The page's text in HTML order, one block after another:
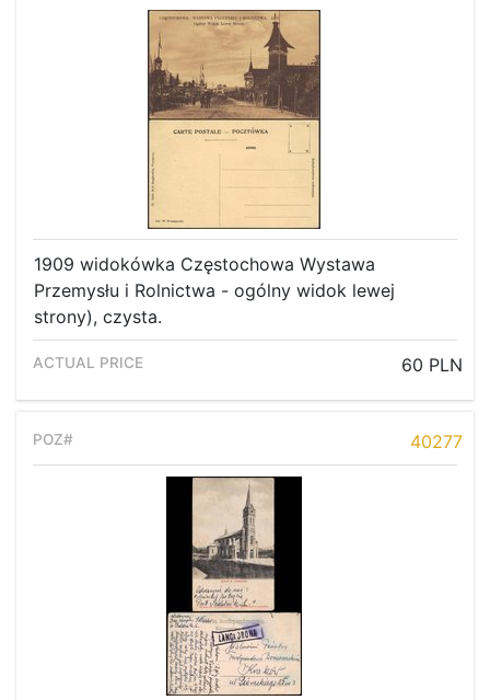
1909 widokówka Częstochowa Wystawa
Przemysłu i Rolnictwa - ogólny widok lewej
strony), czysta.
60 PLN
40277